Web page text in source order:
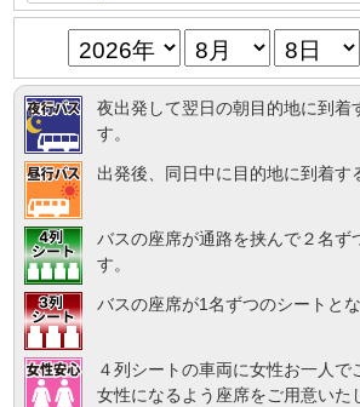
夜出発して翌日の朝目的地に到着
す。
出発後、同日中に目的地に到着す
バスの座席が通路を挟んで２名ず
す。
バスの座席が1名ずつのシートとな
４列シートの車両に女性お一人で
女性になるよう座席をご用意いた